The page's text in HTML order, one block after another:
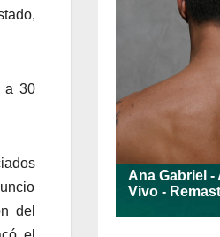
a 30
del